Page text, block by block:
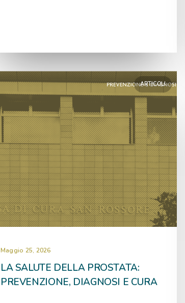
ARTICOLI
Maggio 25, 2026
LA SALUTE DELLA PROSTATA:
PREVENZIONE, DIAGNOSI E CURA